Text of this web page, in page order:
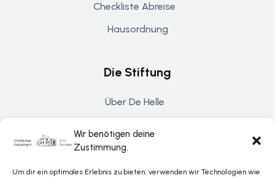
Wir benötigen deine
Zustimmung.
Um dir ein optimales Erlebnis zu bieten, verwenden wir Technologien wie
Checkliste Abreise
Hausordnung
Die Stiftung
Über De Helle
Spenden & Unterstützung